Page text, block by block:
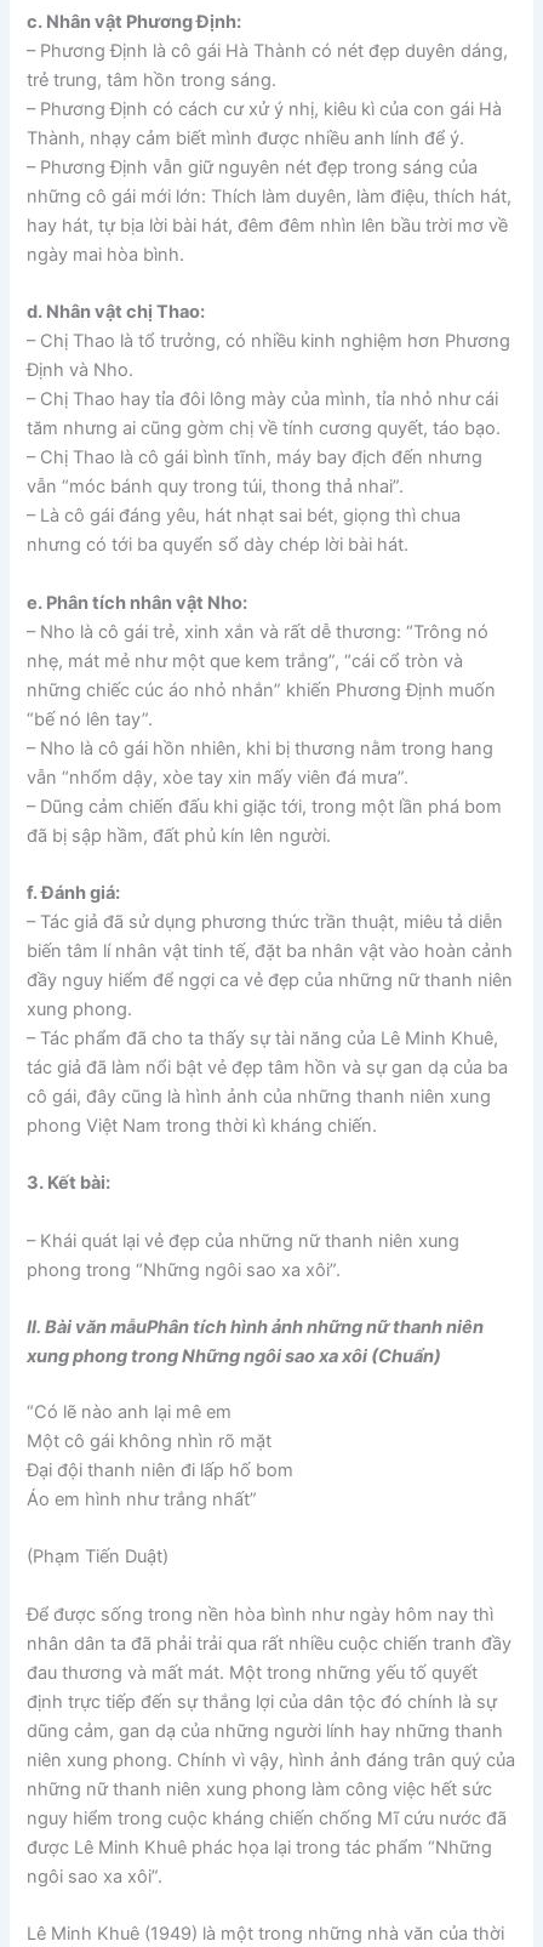
c. Nhân vật Phương Định:
– Phương Định là cô gái Hà Thành có nét đẹp duyên dáng,
trẻ trung, tâm hồn trong sáng.
– Phương Định có cách cư xử ý nhị, kiêu kì của con gái Hà
Thành, nhạy cảm biết mình được nhiều anh lính để ý.
– Phương Định vẫn giữ nguyên nét đẹp trong sáng của
những cô gái mới lớn: Thích làm duyên, làm điệu, thích hát,
hay hát, tự bịa lời bài hát, đêm đêm nhìn lên bầu trời mơ về
ngày mai hòa bình.
d. Nhân vật chị Thao:
– Chị Thao là tổ trưởng, có nhiều kinh nghiệm hơn Phương
Định và Nho.
– Chị Thao hay tỉa đôi lông mày của mình, tỉa nhỏ như cái
tăm nhưng ai cũng gờm chị về tính cương quyết, táo bạo.
– Chị Thao là cô gái bình tĩnh, máy bay địch đến nhưng
vẫn “móc bánh quy trong túi, thong thả nhai”.
– Là cô gái đáng yêu, hát nhạt sai bét, giọng thì chua
nhưng có tới ba quyển sổ dày chép lời bài hát.
e. Phân tích nhân vật Nho:
– Nho là cô gái trẻ, xinh xắn và rất dễ thương: “Trông nó
nhẹ, mát mẻ như một que kem trắng”, “cái cổ tròn và
những chiếc cúc áo nhỏ nhắn” khiến Phương Định muốn
“bế nó lên tay”.
– Nho là cô gái hồn nhiên, khi bị thương nằm trong hang
vẫn “nhổm dậy, xòe tay xin mấy viên đá mưa”.
– Dũng cảm chiến đấu khi giặc tới, trong một lần phá bom
đã bị sập hầm, đất phủ kín lên người.
f. Đánh giá:
– Tác giả đã sử dụng phương thức trần thuật, miêu tả diễn
biến tâm lí nhân vật tinh tế, đặt ba nhân vật vào hoàn cảnh
đầy nguy hiểm để ngợi ca vẻ đẹp của những nữ thanh niên
xung phong.
– Tác phẩm đã cho ta thấy sự tài năng của Lê Minh Khuê,
tác giả đã làm nổi bật vẻ đẹp tâm hồn và sự gan dạ của ba
cô gái, đây cũng là hình ảnh của những thanh niên xung
phong Việt Nam trong thời kì kháng chiến.
3. Kết bài:
– Khái quát lại vẻ đẹp của những nữ thanh niên xung
phong trong “Những ngôi sao xa xôi”.
II. Bài văn mẫuPhân tích hình ảnh những nữ thanh niên
xung phong trong Những ngôi sao xa xôi (Chuẩn)
“Có lẽ nào anh lại mê em
Một cô gái không nhìn rõ mặt
Đại đội thanh niên đi lấp hố bom
Áo em hình như trắng nhất”
(Phạm Tiến Duật)
Để được sống trong nền hòa bình như ngày hôm nay thì
nhân dân ta đã phải trải qua rất nhiều cuộc chiến tranh đầy
đau thương và mất mát. Một trong những yếu tố quyết
định trực tiếp đến sự thắng lợi của dân tộc đó chính là sự
dũng cảm, gan dạ của những người lính hay những thanh
niên xung phong. Chính vì vậy, hình ảnh đáng trân quý của
những nữ thanh niên xung phong làm công việc hết sức
nguy hiểm trong cuộc kháng chiến chống Mĩ cứu nước đã
được Lê Minh Khuê phác họa lại trong tác phẩm “Những
ngôi sao xa xôi”.
Lê Minh Khuê (1949) là một trong những nhà văn của thời